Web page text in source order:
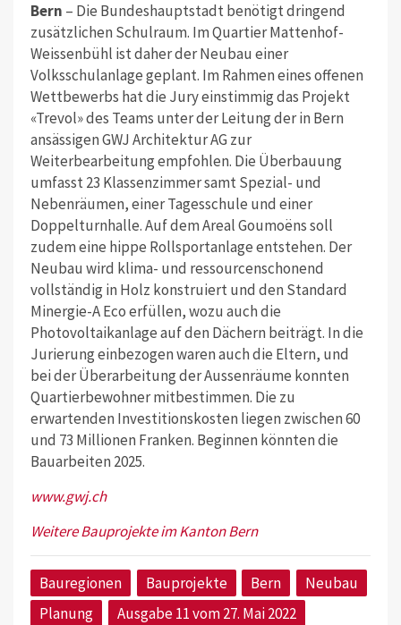
Bern – Die Bundeshauptstadt benötigt dringend
zusätzlichen Schulraum. Im Quartier Mattenhof-
Weissenbühl ist daher der Neubau einer
Volksschulanlage geplant. Im Rahmen eines offenen
Wettbewerbs hat die Jury einstimmig das Projekt
«Trevol» des Teams unter der Leitung der in Bern
ansässigen GWJ Architektur AG zur
Weiterbearbeitung empfohlen. Die Überbauung
umfasst 23 Klassenzimmer samt Spezial- und
Nebenräumen, einer Tagesschule und einer
Doppelturnhalle. Auf dem Areal Goumoëns soll
zudem eine hippe Rollsportanlage entstehen. Der
Neubau wird klima- und ressourcenschonend
vollständig in Holz konstruiert und den Standard
Minergie-A Eco erfüllen, wozu auch die
Photovoltaikanlage auf den Dächern beiträgt. In die
Jurierung einbezogen waren auch die Eltern, und
bei der Überarbeitung der Aussenräume konnten
Quartierbewohner mitbestimmen. Die zu
erwartenden Investitionskosten liegen zwischen 60
und 73 Millionen Franken. Beginnen könnten die
Bauarbeiten 2025.
www.gwj.ch
Weitere Bauprojekte im Kanton Bern
Bauregionen Bauprojekte Bern
Neubau
Planung
Ausgabe 11 vom 27. Mai 2022